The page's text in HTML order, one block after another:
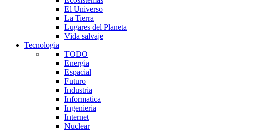
El Universo
La Tierra
Lugares del Planeta
Vida salvaje
Tecnologia
TODO
Energia
Espacial
Futuro
Industria
Informatica
Ingenieria
Internet
Nuclear